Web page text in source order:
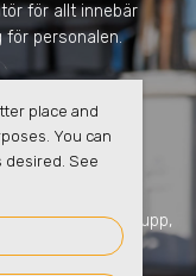
för allt innebär
för personalen.
återvinning
Lätt att följa upp,
place and
You can
desired. See